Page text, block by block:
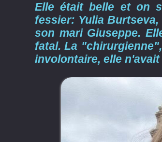
Elle était belle et on
fessier: Yulia
son mari Giuseppe.
fatal. La
involontaire, elle